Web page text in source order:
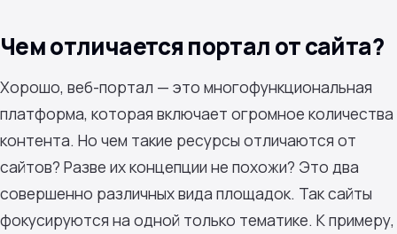
Чем отличается портал от сайта?
Хорошо, веб-портал — это многофункциональная
платформа, которая включает огромное количества
контента. Но чем такие ресурсы отличаются от
сайтов? Разве их концепции не похожи? Это два
совершенно различных вида площадок. Так сайты
фокусируются на одной только тематике. К примеру,